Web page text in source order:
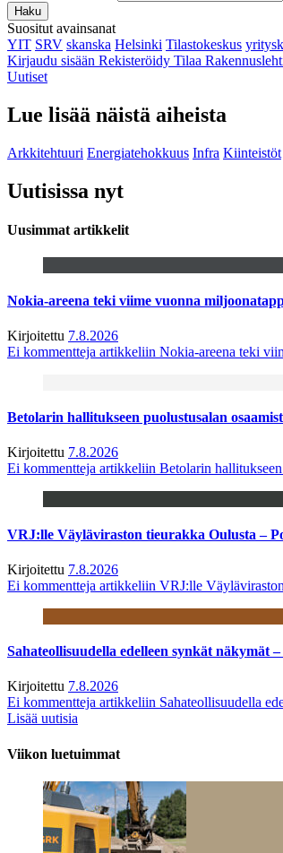
Haku
Suositut avainsanat
YIT SRV skanska Helsinki Tilastokeskus
Kirjaudu sisään Rekisteröidy Tilaa
Uutiset
Lue lisää näistä aiheista
Arkkitehtuuri Energiatehokkuus Infra Kiinteistöt
Uutisissa nyt
Uusimmat artikkelit
Nokia-areena teki viime vuonna
Kirjoitettu 7.8.2026
Ei kommentteja artikkeliin Nokia-areena teki
Betolarin hallitukseen puolustusalan
Kirjoitettu 7.8.2026
Ei kommentteja artikkeliin Betolarin
VRJ:lle Väyläviraston tieurakka Oulusta –
Kirjoitettu 7.8.2026
Ei kommentteja artikkeliin VRJ:lle
Sahateollisuudella edelleen synkät
Kirjoitettu 7.8.2026
Ei kommentteja artikkeliin Sahateollisuudella
Lisää uutisia
Viikon luetuimmat